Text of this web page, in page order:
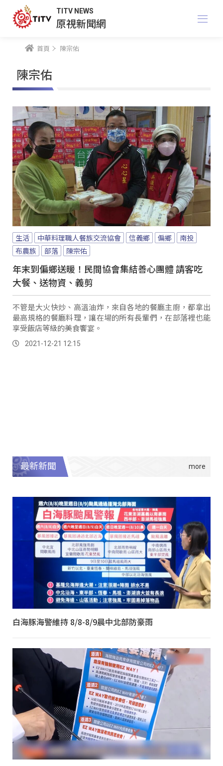
TITV NEWS
原視新聞網
首頁 陳宗佑
陳宗佑
生活 中華料理職人餐族交流協會 信義鄉 偏鄉
南投
布農族
部落 陳宗佑
年末到偏鄉送暖！民間協會集結善心團體 請客吃
大餐、送物資、義剪
不管是大火快炒、高溫油炸，來自各地的餐廳主廚，都拿出
最高規格的餐廳料理，讓在場的所有長輩們，在部落裡也能
享受飯店等級的美食饗宴。
2021-12-21 12:15
最新新聞
白海豚海警維持 8/8-8/9晨中北部防豪雨